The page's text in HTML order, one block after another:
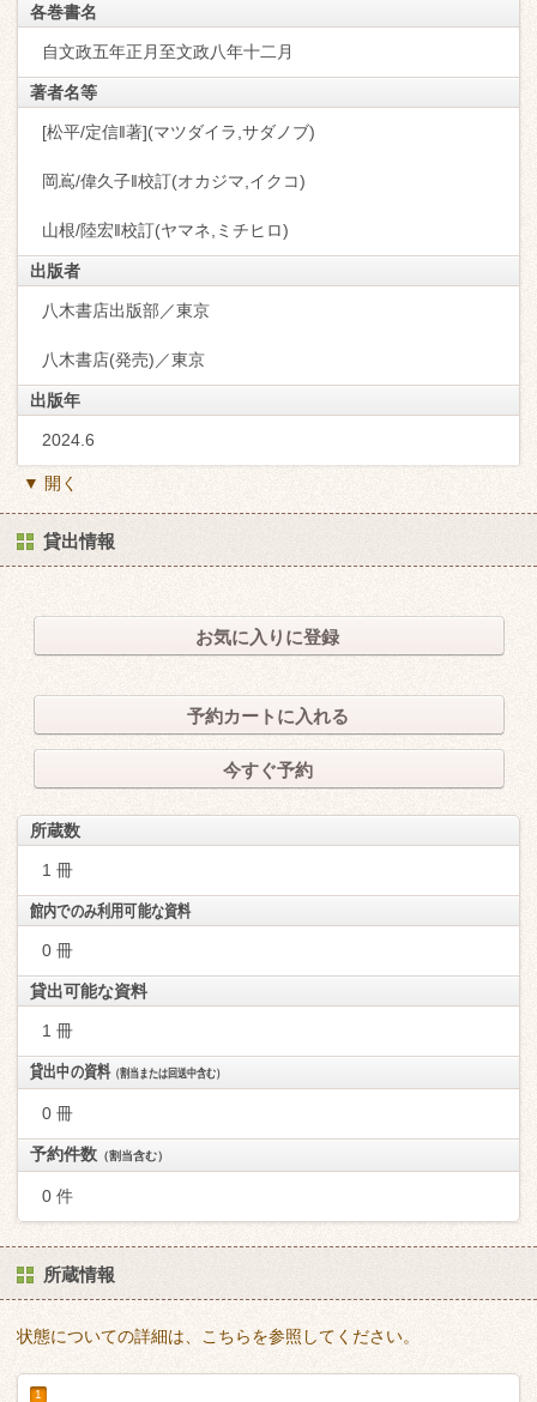
各巻書名
自文政五年正月至文政八年十二月
著者名等
[松平/定信‖著](マツダイラ,サダノブ)
岡嶌/偉久子‖校訂(オカジマ,イクコ)
山根/陸宏‖校訂(ヤマネ,ミチヒロ)
出版者
八木書店出版部／東京
八木書店(発売)／東京
出版年
2024.6
▼ 開く
貸出情報
お気に入りに登録
予約カートに入れる
今すぐ予約
所蔵数
1 冊
館内でのみ利用可能な資料
0 冊
貸出可能な資料
1 冊
貸出中の資料（割当または回送中含む）
0 冊
予約件数 （割当含む）
0 件
所蔵情報
状態についての詳細は、こちらを参照してください。
1